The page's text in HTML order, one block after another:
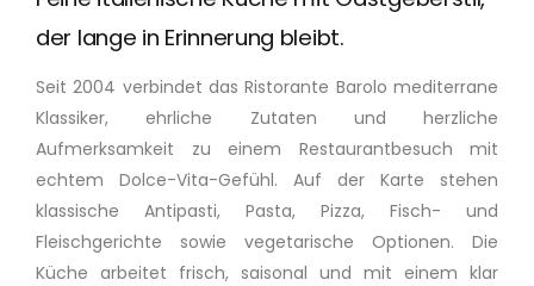
der lange in Erinnerung bleibt.
Seit 2004 verbindet das Ristorante Barolo mediterrane
Klassiker, ehrliche Zutaten und herzliche
Aufmerksamkeit zu einem Restaurantbesuch mit
echtem Dolce-Vita-Gefühl. Auf der Karte stehen
klassische Antipasti, Pasta, Pizza, Fisch- und
Fleischgerichte sowie vegetarische Optionen. Die
Küche arbeitet frisch, saisonal und mit einem klar